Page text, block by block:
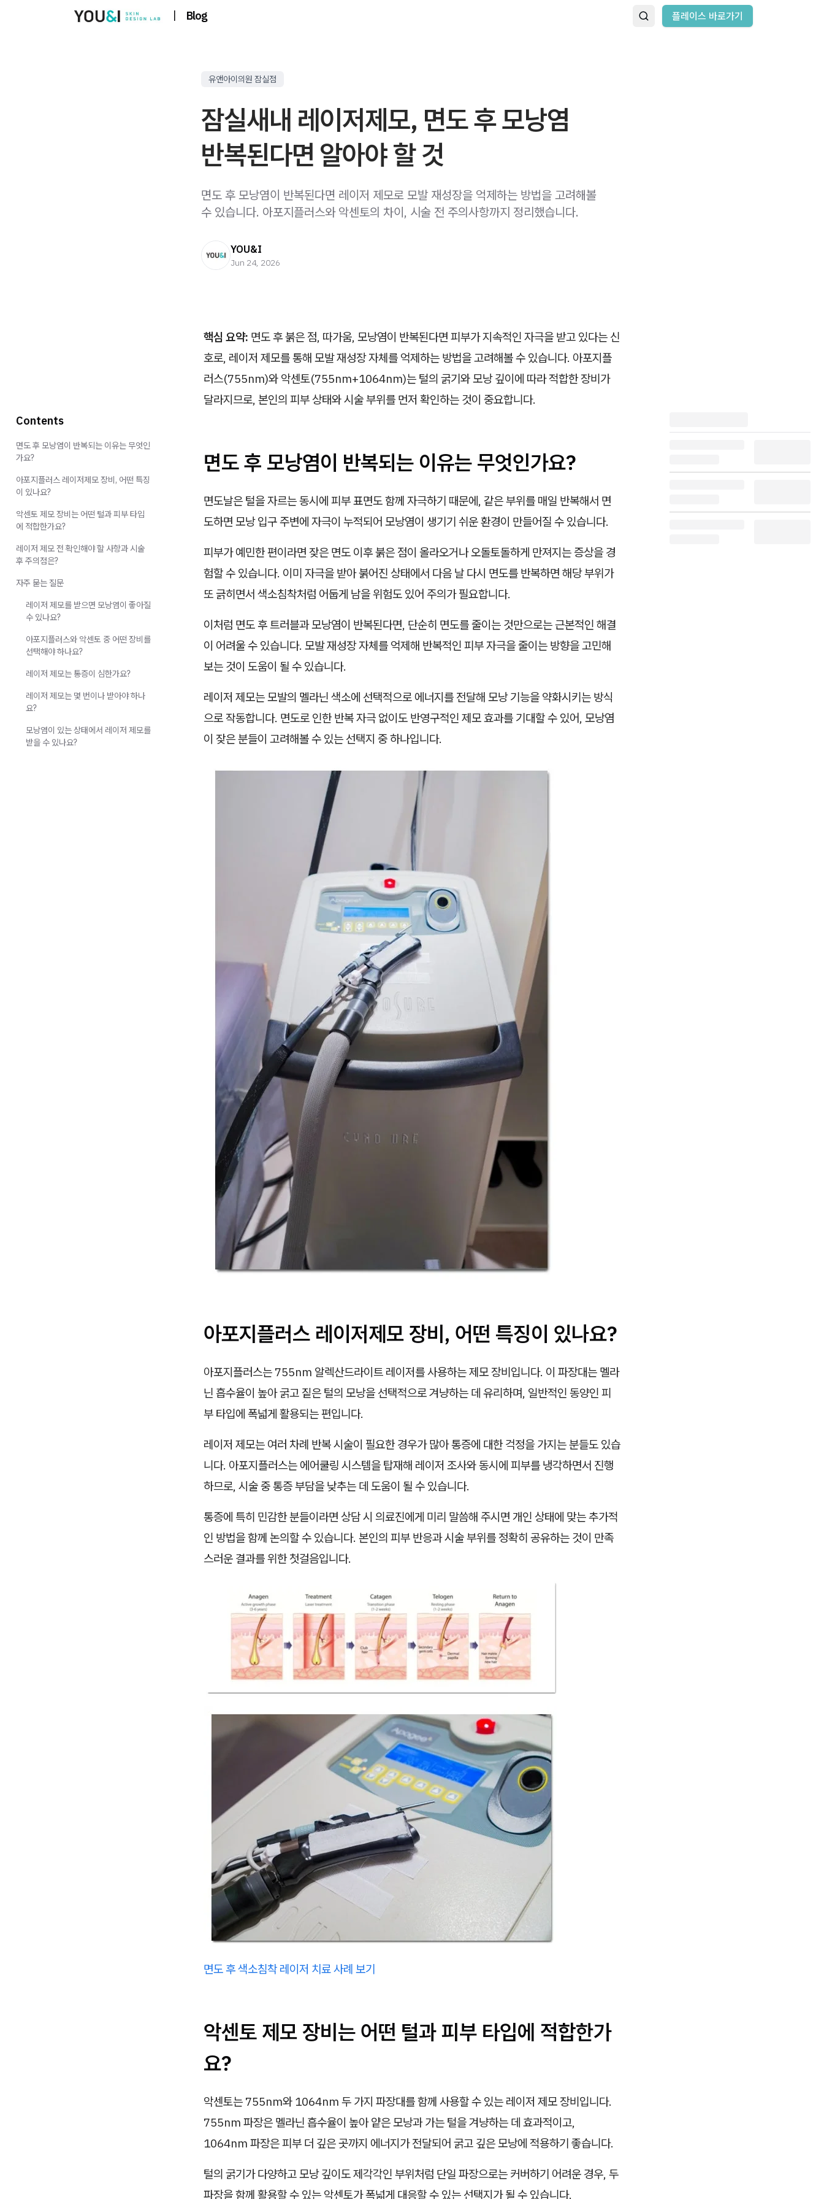
| Blog 플레이스 바로가기
유앤아이의원 잠실점
잠실새내 레이저제모, 면도 후 모낭염
반복된다면 알아야 할 것
면도 후 모낭염이 반복된다면 레이저 제모로 모발 재성장을 억제하는 방법을 고려해볼
수 있습니다. 아포지플러스와 악센토의 차이, 시술 전 주의사항까지 정리했습니다.
YOU&I
Jun 24, 2026
핵심 요약: 면도 후 붉은 점, 따가움, 모낭염이 반복된다면 피부가 지속적인 자극을 받고 있다는 신
호로, 레이저 제모를 통해 모발 재성장 자체를 억제하는 방법을 고려해볼 수 있습니다. 아포지플
러스(755nm)와 악센토(755nm+1064nm)는 털의 굵기와 모낭 깊이에 따라 적합한 장비가
달라지므로, 본인의 피부 상태와 시술 부위를 먼저 확인하는 것이 중요합니다.
면도 후 모낭염이 반복되는 이유는 무엇인가요?
면도날은 털을 자르는 동시에 피부 표면도 함께 자극하기 때문에, 같은 부위를 매일 반복해서 면
도하면 모낭 입구 주변에 자극이 누적되어 모낭염이 생기기 쉬운 환경이 만들어질 수 있습니다.
피부가 예민한 편이라면 잦은 면도 이후 붉은 점이 올라오거나 오돌토돌하게 만져지는 증상을 경
험할 수 있습니다. 이미 자극을 받아 붉어진 상태에서 다음 날 다시 면도를 반복하면 해당 부위가
또 긁히면서 색소침착처럼 어둡게 남을 위험도 있어 주의가 필요합니다.
이처럼 면도 후 트러블과 모낭염이 반복된다면, 단순히 면도를 줄이는 것만으로는 근본적인 해결
이 어려울 수 있습니다. 모발 재성장 자체를 억제해 반복적인 피부 자극을 줄이는 방향을 고민해
보는 것이 도움이 될 수 있습니다.
레이저 제모는 모발의 멜라닌 색소에 선택적으로 에너지를 전달해 모낭 기능을 약화시키는 방식
으로 작동합니다. 면도로 인한 반복 자극 없이도 반영구적인 제모 효과를 기대할 수 있어, 모낭염
이 잦은 분들이 고려해볼 수 있는 선택지 중 하나입니다.
아포지플러스 레이저제모 장비, 어떤 특징이 있나요?
아포지플러스는 755nm 알렉산드라이트 레이저를 사용하는 제모 장비입니다. 이 파장대는 멜라
닌 흡수율이 높아 굵고 짙은 털의 모낭을 선택적으로 겨냥하는 데 유리하며, 일반적인 동양인 피
부 타입에 폭넓게 활용되는 편입니다.
레이저 제모는 여러 차례 반복 시술이 필요한 경우가 많아 통증에 대한 걱정을 가지는 분들도 있습
니다. 아포지플러스는 에어쿨링 시스템을 탑재해 레이저 조사와 동시에 피부를 냉각하면서 진행
하므로, 시술 중 통증 부담을 낮추는 데 도움이 될 수 있습니다.
통증에 특히 민감한 분들이라면 상담 시 의료진에게 미리 말씀해 주시면 개인 상태에 맞는 추가적
인 방법을 함께 논의할 수 있습니다. 본인의 피부 반응과 시술 부위를 정확히 공유하는 것이 만족
스러운 결과를 위한 첫걸음입니다.
면도 후 색소침착 레이저 치료 사례 보기
악센토 제모 장비는 어떤 털과 피부 타입에 적합한가
요?
악센토는 755nm와 1064nm 두 가지 파장대를 함께 사용할 수 있는 레이저 제모 장비입니다.
755nm 파장은 멜라닌 흡수율이 높아 얕은 모낭과 가는 털을 겨냥하는 데 효과적이고,
1064nm 파장은 피부 더 깊은 곳까지 에너지가 전달되어 굵고 깊은 모낭에 적용하기 좋습니다.
털의 굵기가 다양하고 모낭 깊이도 제각각인 부위처럼 단일 파장으로는 커버하기 어려운 경우, 두
파장을 함께 활용할 수 있는 악센토가 폭넓게 대응할 수 있는 선택지가 될 수 있습니다.
Contents
면도 후 모낭염이 반복되는 이유는 무엇인
가요?
아포지플러스 레이저제모 장비, 어떤 특징
이 있나요?
악센토 제모 장비는 어떤 털과 피부 타입
에 적합한가요?
레이저 제모 전 확인해야 할 사항과 시술
후 주의점은?
자주 묻는 질문
레이저 제모를 받으면 모낭염이 좋아질
수 있나요?
아포지플러스와 악센토 중 어떤 장비를
선택해야 하나요?
레이저 제모는 통증이 심한가요?
레이저 제모는 몇 번이나 받아야 하나
요?
모낭염이 있는 상태에서 레이저 제모를
받을 수 있나요?